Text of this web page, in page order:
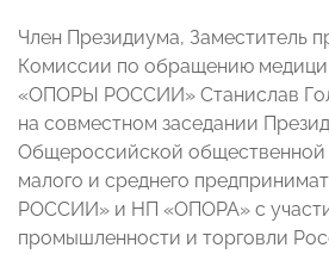
Член Президиума, Заместитель
Комиссии по обращению
«ОПОРЫ РОССИИ» Станислав
на совместном заседании
Общероссийской общественной
малого и среднего
РОССИИ» и НП «ОПОРА» с
промышленности и торговли